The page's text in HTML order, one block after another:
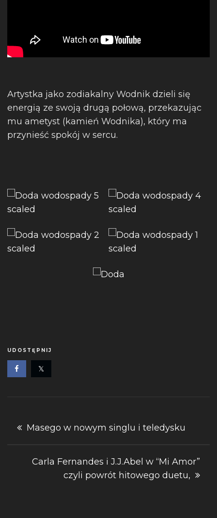
Artystka jako zodiakalny Wodnik dzieli się
energią ze swoją drugą połową, przekazując
mu ametyst (kamień Wodnika), który ma
przynieść spokój w sercu.
UDOSTĘPNIJ
Nawigacja
Masego w nowym singlu i teledysku
Carla Fernandes i J.J.Abel w “Mi Amor”
czyli powrót hitowego duetu,